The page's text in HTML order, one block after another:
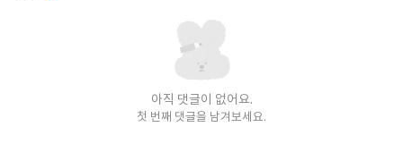
아직 댓글이 없어요.
첫 번째 댓글을 남겨보세요.